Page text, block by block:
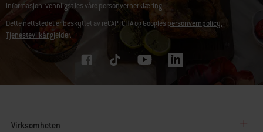
informasjon, vennligst les vårepersonvernerklæring.
Dette nettstedet er beskyttet av reCAPTCHA og Googlespersonvernpolicy.
Tjenestevilkårgjelder.
Virksomheten